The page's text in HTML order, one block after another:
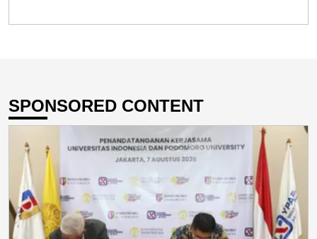
SPONSORED CONTENT